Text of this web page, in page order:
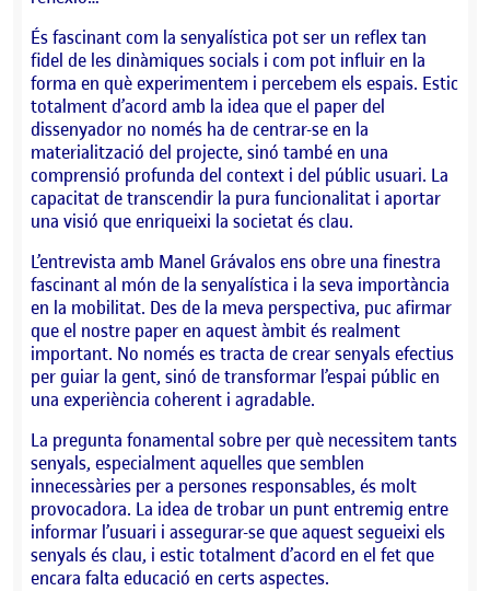
És fascinant com la senyalística pot ser un reflex tan
fidel de les dinàmiques socials i com pot influir en la
forma en què experimentem i percebem els espais. Estic
totalment d’acord amb la idea que el paper del
dissenyador no només ha de centrar-se en la
materialització del projecte, sinó també en una
comprensió profunda del context i del públic usuari. La
capacitat de transcendir la pura funcionalitat i aportar
una visió que enriqueixi la societat és clau.
L’entrevista amb Manel Grávalos ens obre una finestra
fascinant al món de la senyalística i la seva importància
en la mobilitat. Des de la meva perspectiva, puc afirmar
que el nostre paper en aquest àmbit és realment
important. No només es tracta de crear senyals efectius
per guiar la gent, sinó de transformar l’espai públic en
una experiència coherent i agradable.
La pregunta fonamental sobre per què necessitem tants
senyals, especialment aquelles que semblen
innecessàries per a persones responsables, és molt
provocadora. La idea de trobar un punt entremig entre
informar l’usuari i assegurar-se que aquest segueixi els
senyals és clau, i estic totalment d’acord en el fet que
encara falta educació en certs aspectes.